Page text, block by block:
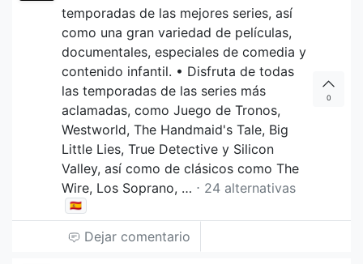
temporadas de las mejores series, así
como una gran variedad de películas,
documentales, especiales de comedia y
contenido infantil. • Disfruta de todas
las temporadas de las series más
aclamadas, como Juego de Tronos,
Westworld, The Handmaid's Tale, Big
Little Lies, True Detective y Silicon
Valley, así como de clásicos como The
Wire, Los Soprano, … ⋅ 24 alternativas
🇪🇸
0
Dejar comentario